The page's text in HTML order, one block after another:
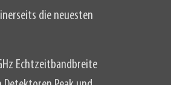
die neuesten
Echtzeitbandbreite